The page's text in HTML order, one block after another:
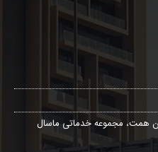
همت، مجموعه خدماتی ماسال